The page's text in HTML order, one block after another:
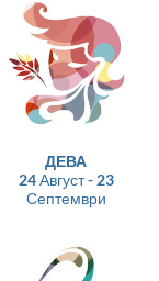
ДЕВА
24 Август - 23
Септември